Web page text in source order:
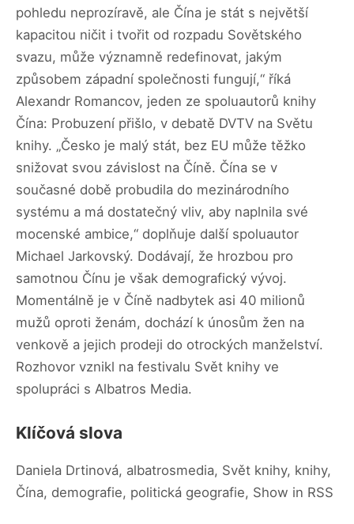
pohledu neprozíravě, ale Čína je stát s největší
kapacitou ničit i tvořit od rozpadu Sovětského
svazu, může významně redefinovat, jakým
způsobem západní společnosti fungují,“ říká
Alexandr Romancov, jeden ze spoluautorů knihy
Čína: Probuzení přišlo, v debatě DVTV na Světu
knihy. „Česko je malý stát, bez EU může těžko
snižovat svou závislost na Číně. Čína se v
současné době probudila do mezinárodního
systému a má dostatečný vliv, aby naplnila své
mocenské ambice,“ doplňuje další spoluautor
Michael Jarkovský. Dodávají, že hrozbou pro
samotnou Čínu je však demografický vývoj.
Momentálně je v Číně nadbytek asi 40 milionů
mužů oproti ženám, dochází k únosům žen na
venkově a jejich prodeji do otrockých manželství.
Rozhovor vznikl na festivalu Svět knihy ve
spolupráci s Albatros Media.
Klíčová slova
Daniela Drtinová, albatrosmedia, Svět knihy, knihy,
Čína, demografie, politická geografie, Show in RSS